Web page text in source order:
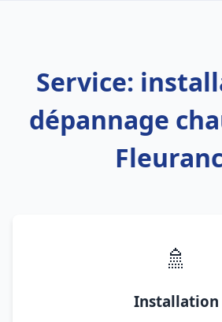
Service:
dépannage
🚿
Installation